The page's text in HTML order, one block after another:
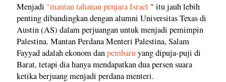
Menjadi "mantan tahanan penjara Israel " itu jauh lebih
penting dibandingkan dengan alumni Universitas Texas di
Austin (AS) dalam perjuangan untuk menjadi pemimpin
Palestina. Mantan Perdana Menteri Palestina, Salam
Fayyad adalah ekonom danpembaruyang dipuja-puji di
Barat, tetapi dia hanya mendapatkan dua persen suara
ketika berjuang menjadi perdana menteri.